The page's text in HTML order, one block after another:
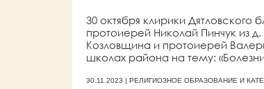
30 октября клирики Дятловского
протоиерей Николай Пинчук из
Козловщина и протоиерей
школах района на тему:
30.11.2023 | РЕЛИГИОЗНОЕ ОБРАЗОВАНИЕ И